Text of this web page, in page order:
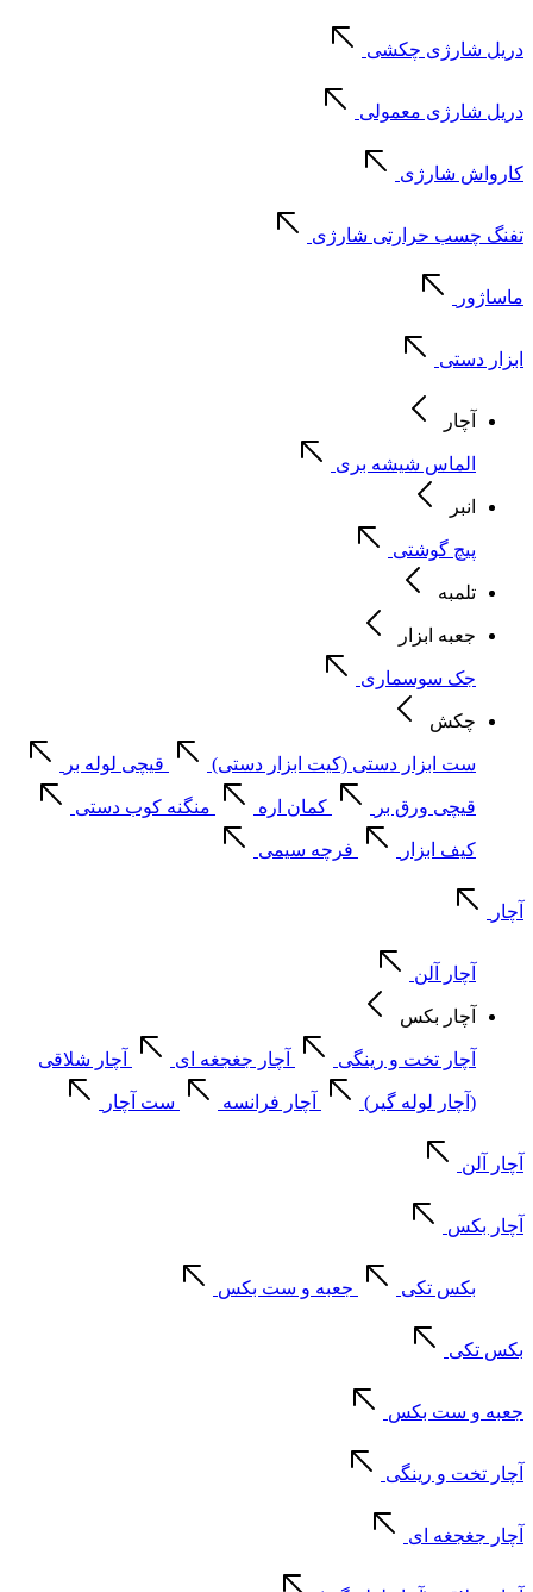
دریل شارژی چکشی
دریل شارژی معمولی
کارواش شارژی
تفنگ چسب حرارتی شارژی
ماساژور
ابزار دستی
آچار
الماس شیشه بری
انبر
پیچ گوشتی
تلمبه
جعبه ابزار
جک سوسماری
چکش
ست ابزار دستی (کیت ابزار دستی) قیچی لوله بر
قیچی ورق بر کمان اره منگنه کوب دستی
کیف ابزار فرچه سیمی
آچار
آچار آلن
آچار بکس
آچار تخت و رینگی آچار جغجغه ای آچار شلاقی
(آچار لوله گیر) آچار فرانسه ست آچار
آچار آلن
آچار بکس
بکس تکی جعبه و ست بکس
بکس تکی
جعبه و ست بکس
آچار تخت و رینگی
آچار جغجغه ای